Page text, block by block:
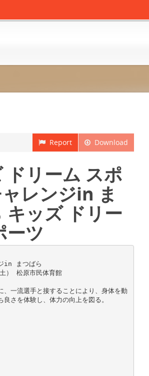
Download
Report
ドリーム スポ
レンジin ま
キッズ ドリー
ーツ
in まつばら
） 松原市民体育館
、一流選手と接することにより、身体を動
良さを体験し、体力の向上を図る。